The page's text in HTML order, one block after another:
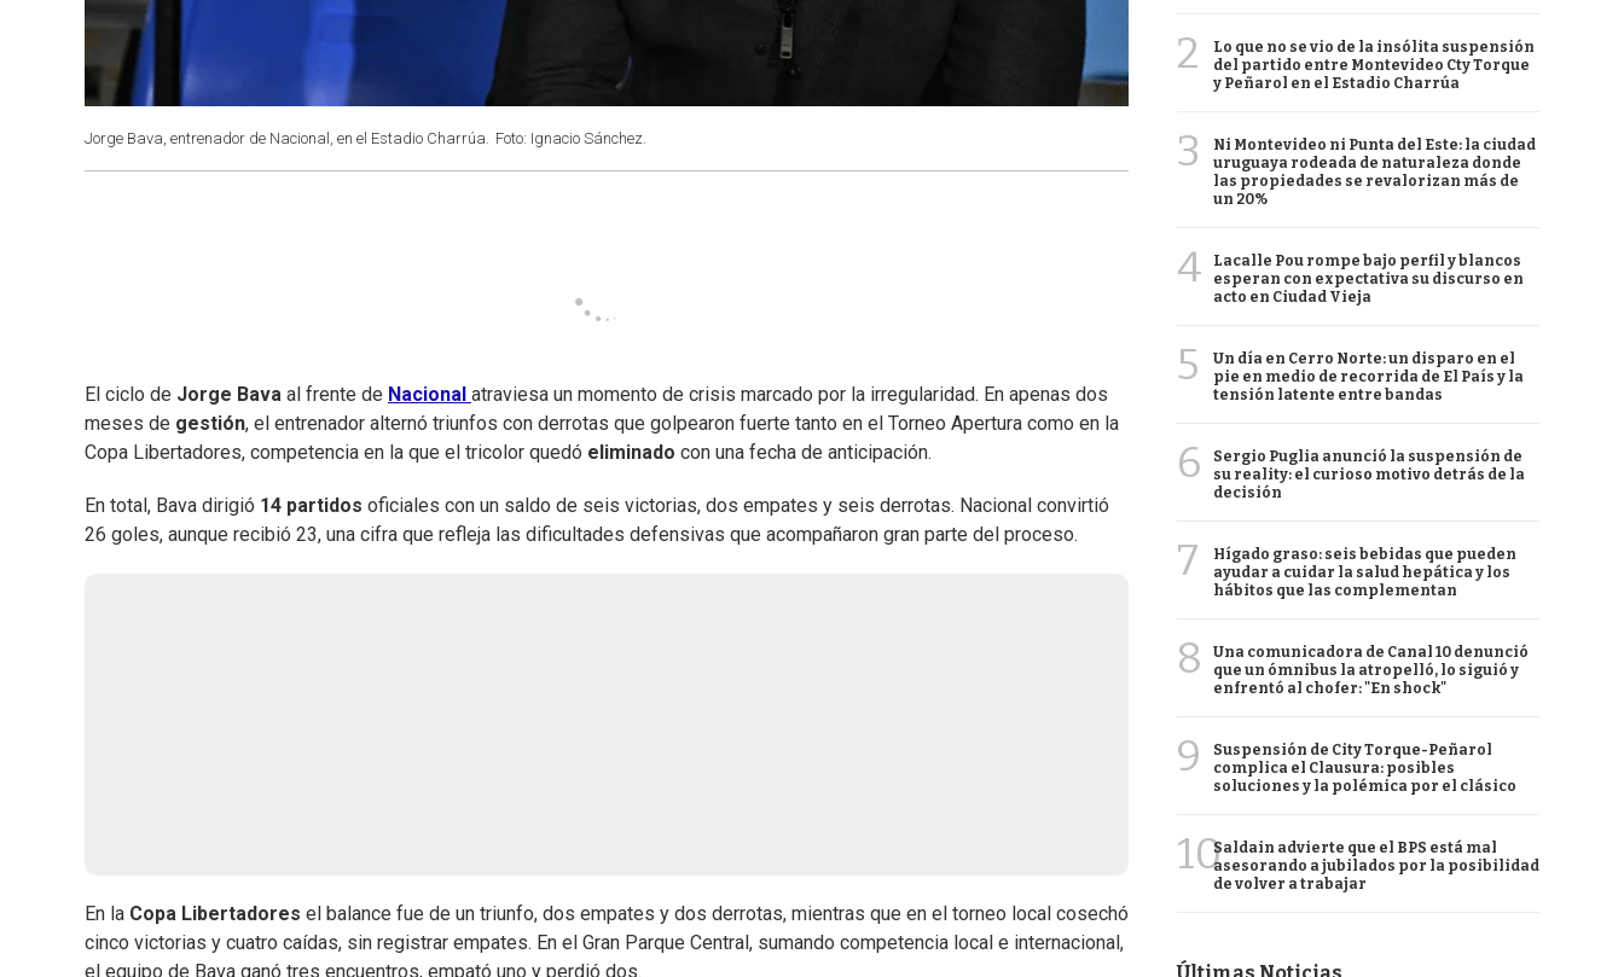
Jorge Bava, entrenador de Nacional, en el Estadio Charrúa. Foto: Ignacio Sánchez.
El ciclo de Jorge Bava al frente de Nacional atraviesa un momento de crisis marcado por la irregularidad. En apenas dos
meses de gestión, el entrenador alternó triunfos con derrotas que golpearon fuerte tanto en el Torneo Apertura como en la
Copa Libertadores, competencia en la que el tricolor quedó eliminado con una fecha de anticipación.
En total, Bava dirigió 14 partidos oficiales con un saldo de seis victorias, dos empates y seis derrotas. Nacional convirtió
26 goles, aunque recibió 23, una cifra que refleja las dificultades defensivas que acompañaron gran parte del proceso.
En la Copa Libertadores el balance fue de un triunfo, dos empates y dos derrotas, mientras que en el torneo local cosechó
cinco victorias y cuatro caídas, sin registrar empates. En el Gran Parque Central, sumando competencia local e internacional,
el equipo de Bava ganó tres encuentros, empató uno y perdió dos.
2
Lo que no se vio de la insólita suspensión
del partido entre Montevideo Cty Torque
y Peñarol en el Estadio Charrúa
3
Ni Montevideo ni Punta del Este: la ciudad
uruguaya rodeada de naturaleza donde
las propiedades se revalorizan más de
un 20%
4
Lacalle Pou rompe bajo perfil y blancos
esperan con expectativa su discurso en
acto en Ciudad Vieja
5
Un día en Cerro Norte: un disparo en el
pie en medio de recorrida de El País y la
tensión latente entre bandas
6
Sergio Puglia anunció la suspensión de
su reality: el curioso motivo detrás de la
decisión
7
Hígado graso: seis bebidas que pueden
ayudar a cuidar la salud hepática y los
hábitos que las complementan
8
Una comunicadora de Canal 10 denunció
que un ómnibus la atropelló, lo siguió y
enfrentó al chofer: "En shock"
9
Suspensión de City Torque-Peñarol
complica el Clausura: posibles
soluciones y la polémica por el clásico
10Saldain advierte que el BPS está mal
asesorando a jubilados por la posibilidad
de volver a trabajar